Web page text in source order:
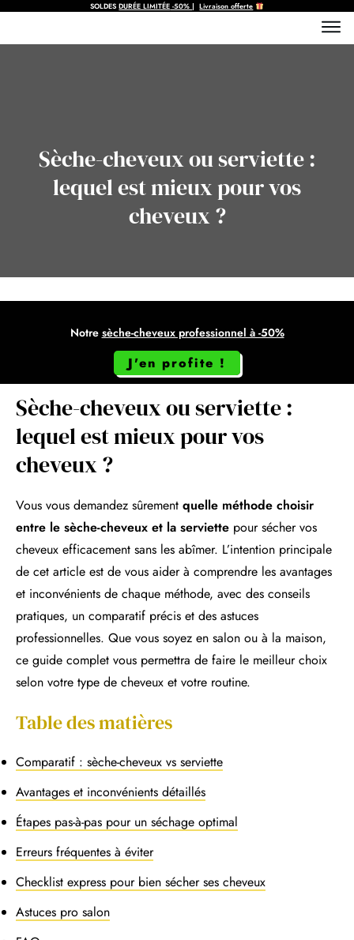
SOLDESDURÉE LIMITÉE -50% |Livraison offerte
Sèche-cheveux ou serviette :
lequel est mieux pour vos
cheveux ?
Notre sèche-cheveux professionnel à -50%
J'en profite !
Sèche-cheveux ou serviette :
lequel est mieux pour vos
cheveux ?
Vous vous demandez sûrement quelle méthode choisir
entre le sèche-cheveux et la serviette pour sécher vos
cheveux efficacement sans les abîmer. L’intention principale
de cet article est de vous aider à comprendre les avantages
et inconvénients de chaque méthode, avec des conseils
pratiques, un comparatif précis et des astuces
professionnelles. Que vous soyez en salon ou à la maison,
ce guide complet vous permettra de faire le meilleur choix
selon votre type de cheveux et votre routine.
Table des matières
Comparatif : sèche-cheveux vs serviette
Avantages et inconvénients détaillés
Étapes pas-à-pas pour un séchage optimal
Erreurs fréquentes à éviter
Checklist express pour bien sécher ses cheveux
Astuces pro salon